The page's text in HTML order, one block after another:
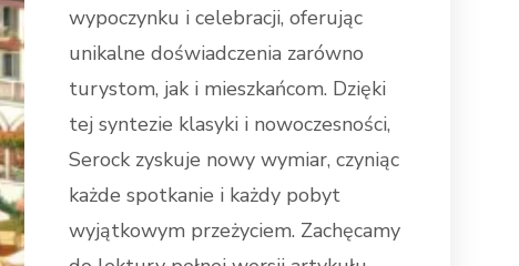
wypoczynku i celebracji, oferując
unikalne doświadczenia zarówno
turystom, jak i mieszkańcom. Dzięki
tej syntezie klasyki i nowoczesności,
Serock zyskuje nowy wymiar, czyniąc
każde spotkanie i każdy pobyt
wyjątkowym przeżyciem. Zachęcamy